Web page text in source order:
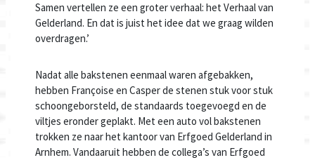
Samen vertellen ze een groter verhaal: het Verhaal van
Gelderland. En dat is juist het idee dat we graag wilden
overdragen.’
Nadat alle bakstenen eenmaal waren afgebakken,
hebben Françoise en Casper de stenen stuk voor stuk
schoongeborsteld, de standaards toegevoegd en de
viltjes eronder geplakt. Met een auto vol bakstenen
trokken ze naar het kantoor van Erfgoed Gelderland in
Arnhem. Vandaaruit hebben de collega’s van Erfgoed